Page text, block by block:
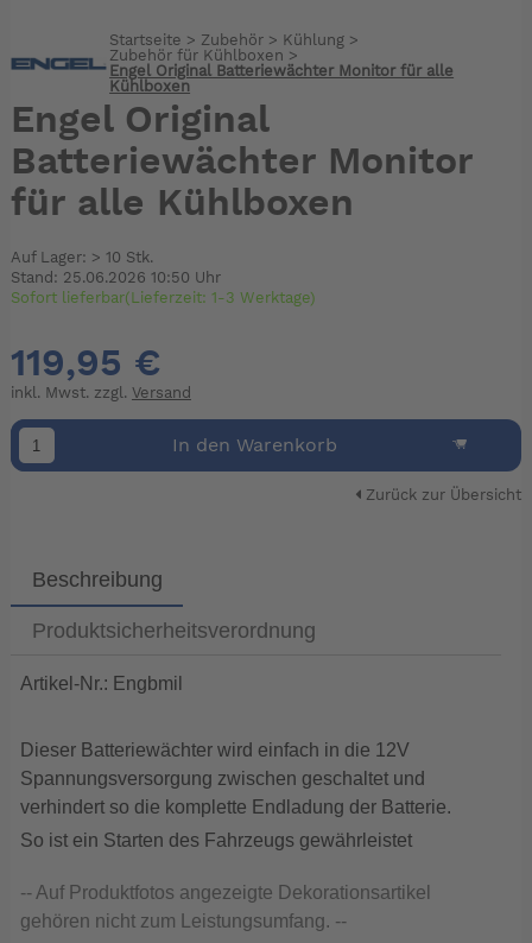
Startseite > Zubehör > Kühlung >
Zubehör für Kühlboxen >
Engel Original Batteriewächter Monitor für alle
Kühlboxen
Engel Original
Batteriewächter Monitor
für alle Kühlboxen
Auf Lager: > 10 Stk.
Stand: 25.06.2026 10:50 Uhr
Sofort lieferbar(Lieferzeit: 1-3 Werktage)
119,95 €
inkl. Mwst. zzgl. Versand
In den Warenkorb
Zurück zur Übersicht
Beschreibung
Produktsicherheitsverordnung
Artikel-Nr.: Engbmil
Dieser Batteriewächter wird einfach in die 12V
Spannungsversorgung zwischen geschaltet und
verhindert so die komplette Endladung der Batterie.
So ist ein Starten des Fahrzeugs gewährleistet
-- Auf Produktfotos angezeigte Dekorationsartikel
gehören nicht zum Leistungsumfang. --